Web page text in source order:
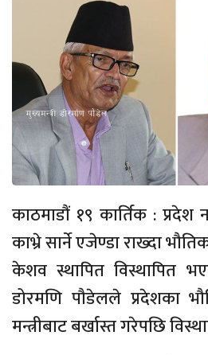
काठमाडौं १९ कार्तिक : प्रदेश
काभ्रे सार्ने एजेण्डा राख्दा
केशव स्थापित विस्थापित
डोरमणि पौडेलले प्रदेशका
मन्त्रीबाट बर्खास्त गरेपछि